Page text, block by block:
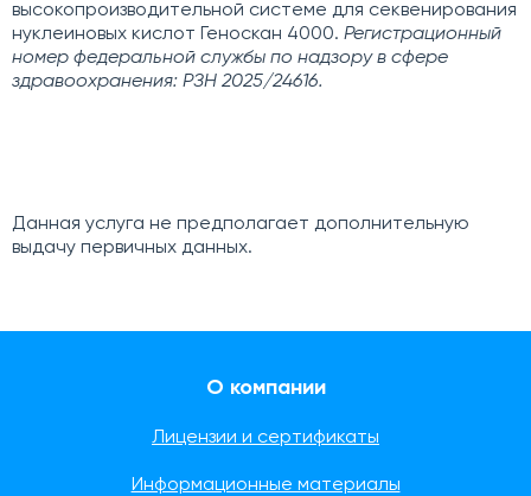
высокопроизводительной системе для секвенирования
нуклеиновых кислот Геноскан 4000. Регистрационный
номер федеральной службы по надзору в сфере
здравоохранения: РЗН 2025/24616.
Данная услуга не предполагает дополнительную
выдачу первичных данных.
О компании
Лицензии и сертификаты
Информационные материалы